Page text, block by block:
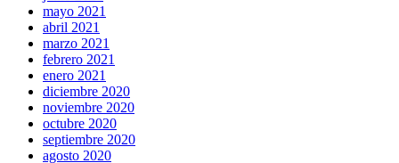
mayo 2021
abril 2021
marzo 2021
febrero 2021
enero 2021
diciembre 2020
noviembre 2020
octubre 2020
septiembre 2020
agosto 2020